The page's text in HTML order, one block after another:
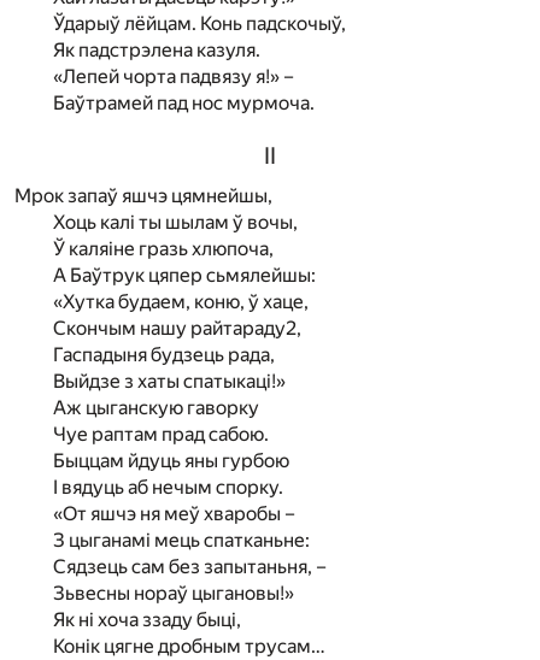
Ўдарыў лёйцам. Конь падскочыў,
Як падстрэлена казуля.
«Лепей чорта падвязу я!» –
Баўтрамей пад нос мурмоча.
II
Мрок запаў яшчэ цямнейшы,
Хоць калі ты шылам ў вочы,
Ў каляіне гразь хлюпоча,
А Баўтрук цяпер сьмялейшы:
«Хутка будаем, коню, ў хаце,
Скончым нашу райтараду2,
Гаспадыня будзець рада,
Выйдзе з хаты спатыкаці!»
Аж цыганскую гаворку
Чуе раптам прад сабою.
Быццам йдуць яны гурбою
I вядуць аб нечым спорку.
«От яшчэ ня меў хваробы –
З цыганамі мець спатканьне:
Сядзець сам без запытаньня, –
Зьвесны нораў цыгановы!»
Як ні хоча ззаду быці,
Конік цягне дробным трусам…